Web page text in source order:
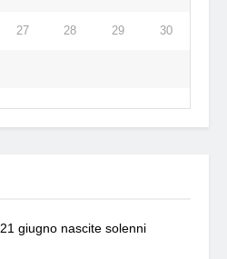
27 28 29 30
21 giugno nascite solenni